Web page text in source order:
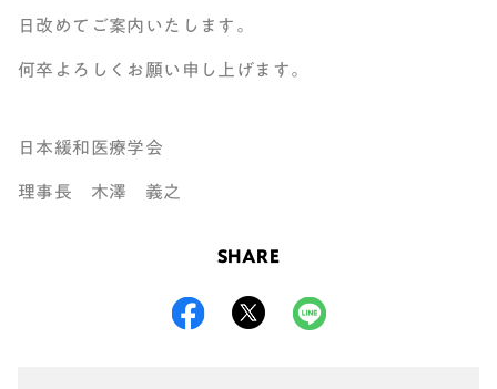
日改めてご案内いたします。
何卒よろしくお願い申し上げます。
日本緩和医療学会
理事長 木澤 義之
SHARE